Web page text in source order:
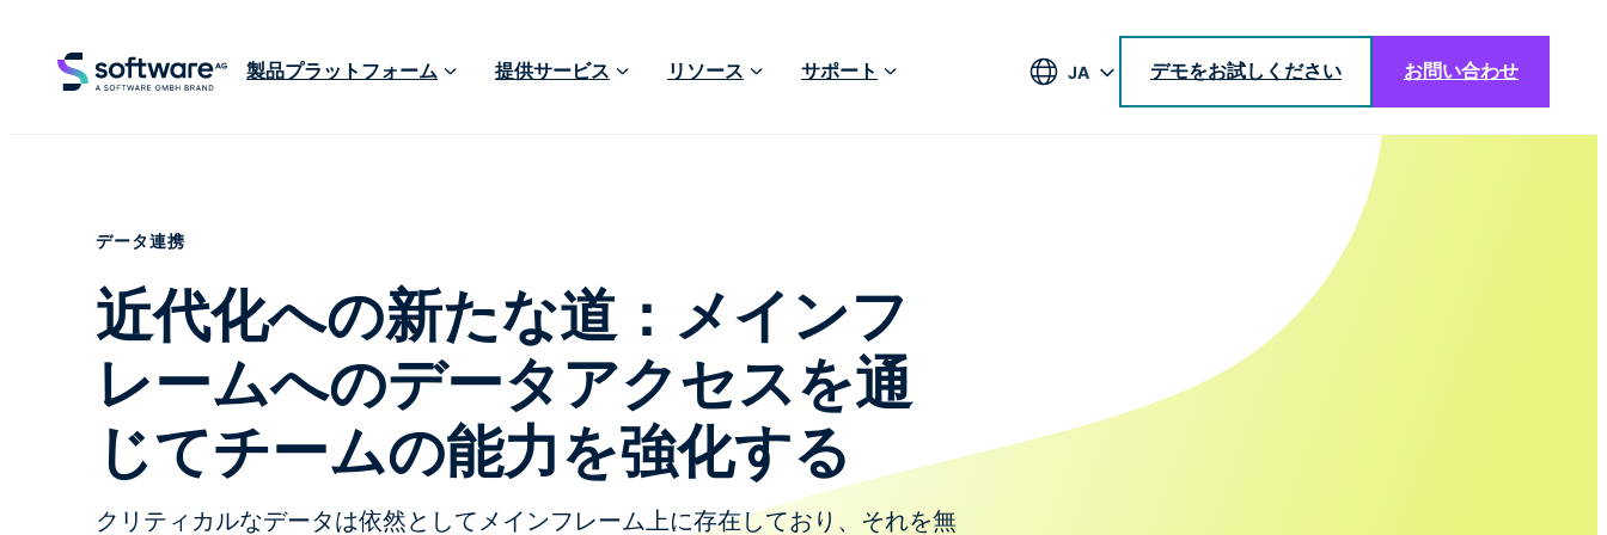
製品プラットフォーム 提供サービス リソース サポート
JA
デモをお試しください お問い合わせ
データ連携
近代化への新たな道：メインフ
レームへのデータアクセスを通
じてチームの能力を強化する
クリティカルなデータは依然としてメインフレーム上に存在しており、それを無